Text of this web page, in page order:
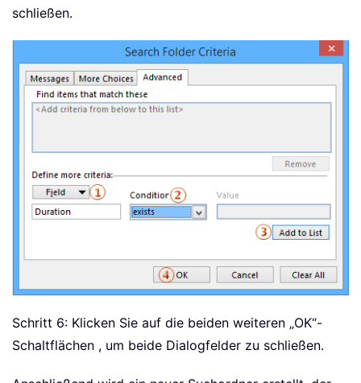
schließen.
Schritt 6: Klicken Sie auf die beiden weiteren „OK“-
Schaltflächen , um beide Dialogfelder zu schließen.